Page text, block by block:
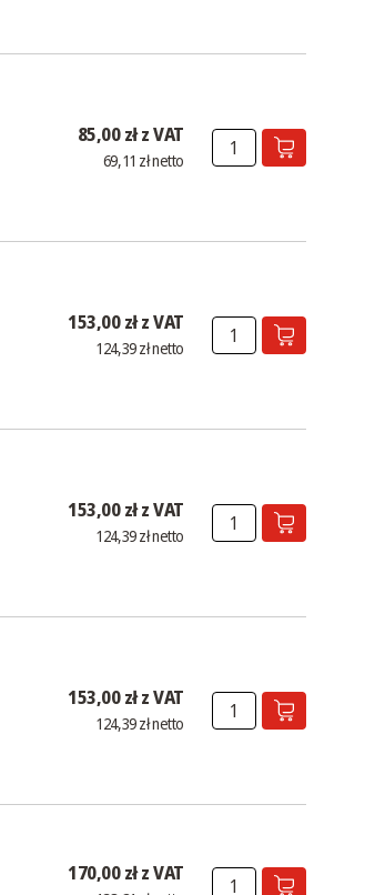
85,00 zł z VAT
69,11 zł netto
153,00 zł z VAT
124,39 zł netto
153,00 zł z VAT
124,39 zł netto
153,00 zł z VAT
124,39 zł netto
170,00 zł z VAT